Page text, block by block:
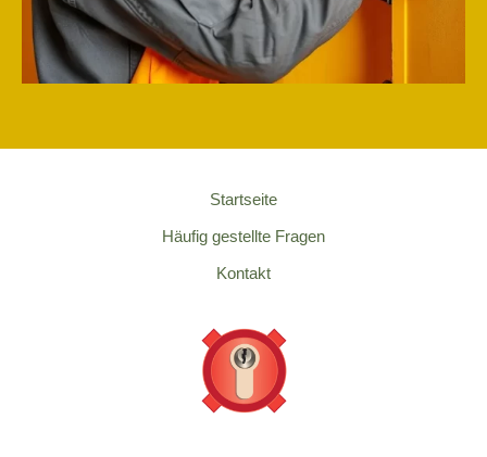
Startseite
Häufig gestellte Fragen
Kontakt